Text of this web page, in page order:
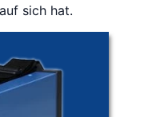
sich hat.